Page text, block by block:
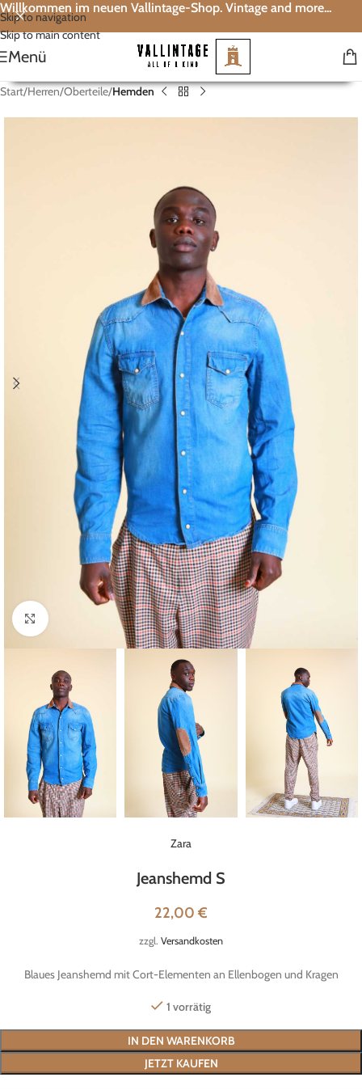
Skip to navigation
Skip to main content
Willkommen im neuen Vallintage-Shop. Vintage and more...
Menü
Start Herren Oberteile Hemden
Klick zum Vergrößern
Zara
Jeanshemd S
22,00 €
zzgl. Versandkosten
Blaues Jeanshemd mit Cort-Elementen an Ellenbogen und Kragen
1 vorrätig
IN DEN WARENKORB
JETZT KAUFEN